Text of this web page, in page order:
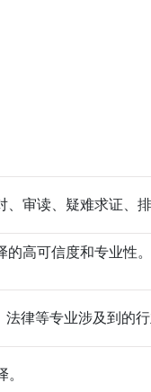
审读、疑难求证、排
高可信度和专业性
律等专业涉及到的行